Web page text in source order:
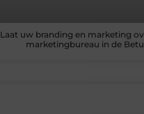
Laat uw branding en marketing
marketingbureau in de